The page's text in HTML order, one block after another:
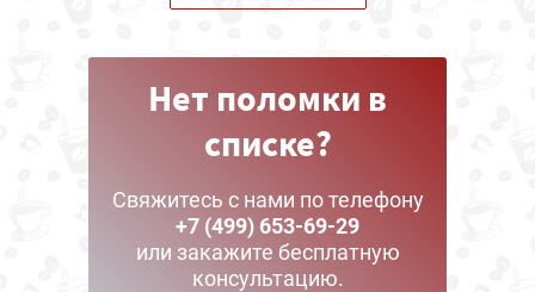
Нет поломки в
списке?
Свяжитесь с нами по телефону
+7 (499) 653-69-29
или закажите бесплатную
консультацию.